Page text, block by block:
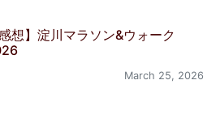
感想】淀川マラソン&ウォーク
March 25, 2026